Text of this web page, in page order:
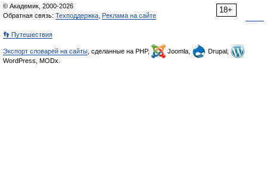
18+
© Академик, 2000-2026
Обратная связь: Техподдержка Реклама на сайте
👣 Путешествия
Экспорт словарей на сайты , сделанные на PHP, Joomla,
Drupal,
WordPress, MODx.